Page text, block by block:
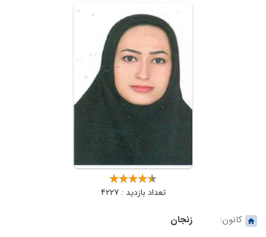
تعداد بازدید : 4227
کانون:
زنجان